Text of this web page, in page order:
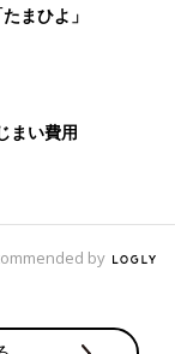
まひよ」
まい費用
by